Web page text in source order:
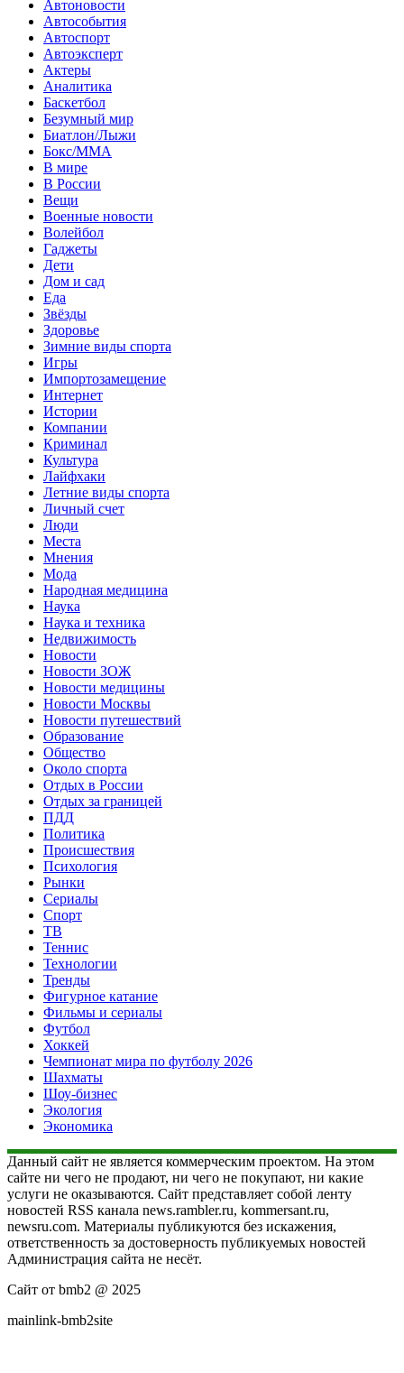
Автоновости
Автособытия
Автоспорт
Автоэксперт
Актеры
Аналитика
Баскетбол
Безумный мир
Биатлон/Лыжи
Бокс/MMA
В мире
В России
Вещи
Военные новости
Волейбол
Гаджеты
Дети
Дом и сад
Еда
Звёзды
Здоровье
Зимние виды спорта
Игры
Импортозамещение
Интернет
Истории
Компании
Криминал
Культура
Лайфхаки
Летние виды спорта
Личный счет
Люди
Места
Мнения
Мода
Народная медицина
Наука
Наука и техника
Недвижимость
Новости
Новости ЗОЖ
Новости медицины
Новости Москвы
Новости путешествий
Образование
Общество
Около спорта
Отдых в России
Отдых за границей
ПДД
Политика
Происшествия
Психология
Рынки
Сериалы
Спорт
ТВ
Теннис
Технологии
Тренды
Фигурное катание
Фильмы и сериалы
Футбол
Хоккей
Чемпионат мира по футболу 2026
Шахматы
Шоу-бизнес
Экология
Экономика
Данный сайт не является коммерческим проектом. На этом
сайте ни чего не продают, ни чего не покупают, ни какие
услуги не оказываются. Сайт представляет собой ленту
новостей RSS канала news.rambler.ru, kommersant.ru,
newsru.com. Материалы публикуются без искажения,
ответственность за достоверность публикуемых новостей
Администрация сайта не несёт.
Сайт от bmb2 @ 2025
mainlink-bmb2site